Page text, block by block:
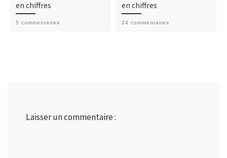
en chiffres
5 commentaires
en chiffres
24 commentaires
Laisser un commentaire :